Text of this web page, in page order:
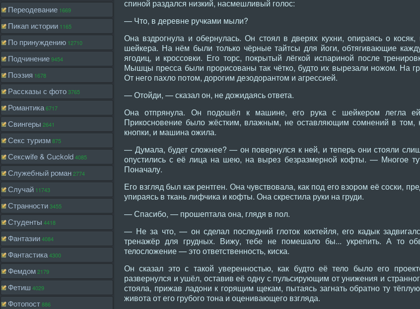
Переодевание 1669
Пикап истории 1165
По принуждению 12710
Подчинение9454
Поэзия 1678
Рассказы с фото3765
Романтика6717
Свингеры 2641
Секс туризм875
Сексwife & Cuckold4085
Служебный роман2774
Случай 11743
Странности3455
Студенты 4418
Фантазии4084
Фантастика4300
Фемдом2179
Фетиш 4029
Фотопост886
спиной раздался низкий, насмешливый голос:
— Что, в деревне ручками мыли?
Она вздрогнула и обернулась. Он стоял в дверях кухни, опираясь о
шейкера. На нём были только чёрные тайтсы для йоги, обтягивающие
ягодиц, и кроссовки. Его торс, покрытый лёгкой испариной после
Мышцы пресса были прорисованы так чётко, будто их вырезали ножом. На
От него пахло потом, дорогим дезодорантом и агрессией.
— Отойди, — сказал он, не дожидаясь ответа.
Она отпрянула. Он подошёл к машине, его рука с шейкером легла ей
Прикосновение было жёстким, влажным, не оставляющим сомнений в том,
кнопки, и машина ожила.
— Думала, будет сложнее? — он повернулся к ней, и теперь они стояли
опустились с её лица на шею, на вырез безразмерной кофты. — Многое
Поначалу.
Его взгляд был как рентген. Она чувствовала, как под его взором её соски,
упираясь в ткань лифчика и кофты. Она скрестила руки на груди.
— Спасибо, — прошептала она, глядя в пол.
— Не за что, — он сделал последний глоток коктейля, его кадык
тренажёр для грудных. Вижу, тебе не помешало бы... укрепить. А то
телосложение — это ответственность, киска.
Он сказал это с такой уверенностью, как будто её тело было его
развернулся и ушёл, оставив её одну с пульсирующим от унижения и
стояла, прижав ладони к горящим щекам, пытаясь загнать обратно ту
живота от его грубого тона и оценивающего взгляда.